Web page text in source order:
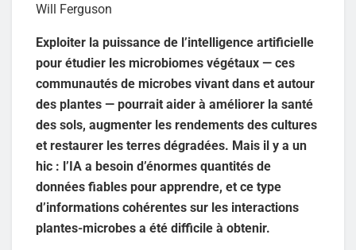
Will Ferguson
Exploiter la puissance de l’intelligence artificielle
pour étudier les microbiomes végétaux — ces
communautés de microbes vivant dans et autour
des plantes — pourrait aider à améliorer la santé
des sols, augmenter les rendements des cultures
et restaurer les terres dégradées. Mais il y a un
hic : l’IA a besoin d’énormes quantités de
données fiables pour apprendre, et ce type
d’informations cohérentes sur les interactions
plantes-microbes a été difficile à obtenir.